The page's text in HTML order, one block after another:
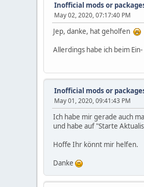
Inofficial mods or
May 02, 2020, 07:17:40 PM
Jep, danke, hat geholfen
Allerdings habe ich beim
Inofficial mods or
May 01, 2020, 09:41:43 PM
Ich habe mir gerade auch
und habe auf "Starte
Hoffe Ihr könnt mir helfen.
Danke